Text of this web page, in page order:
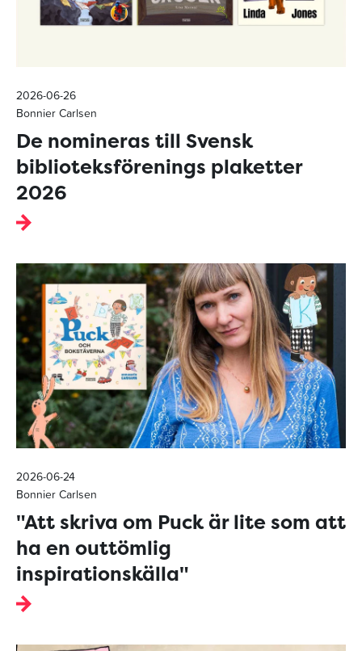
2026-06-26
Bonnier Carlsen
De nomineras till Svensk
biblioteksförenings plaketter
2026
2026-06-24
Bonnier Carlsen
"Att skriva om Puck är lite som att
ha en outtömlig
inspirationskälla"